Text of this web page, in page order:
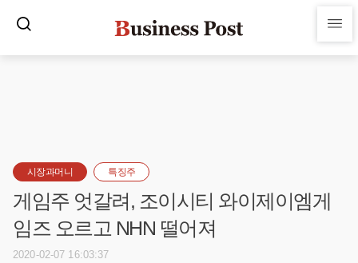
시장과머니 특징주
게임주 엇갈려, 조이시티 와이제이엠게
임즈 오르고 NHN 떨어져
2020-02-07 16:03:37